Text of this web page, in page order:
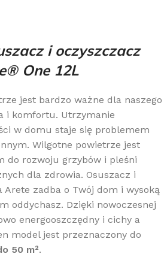
ioczyszczacz
One 12L
jest bardzo ważne dla naszego
i komfortu. Utrzymanie
w domu staje się problemem
Wilgotne powietrze jest
do rozwoju grzybów i pleśni
dla zdrowia. Osuszacz i
Arete zadba o Twój dom i wysoką
oddychasz. Dzięki nowoczesnej
energooszczędny i cichy a
model jest przeznaczony do
50 m².